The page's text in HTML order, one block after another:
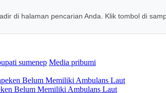
di halaman pencarian Anda. Klik tombol di
sumenep Media pribumi
Belum Memiliki Ambulans Laut